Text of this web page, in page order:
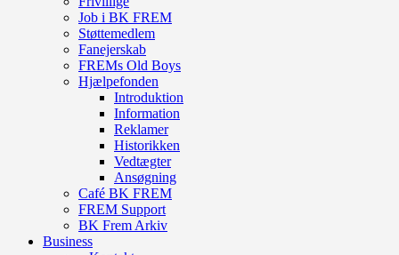
Job i BK FREM
Støttemedlem
Fanejerskab
FREMs Old Boys
Hjælpefonden
Introduktion
Information
Reklamer
Historikken
Vedtægter
Ansøgning
Café BK FREM
FREM Support
BK Frem Arkiv
Business